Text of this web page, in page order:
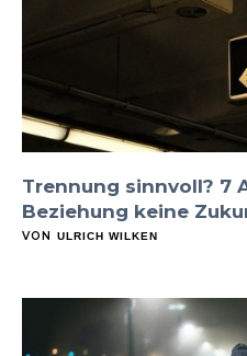
Trennung sinnvoll? 7
Beziehung keine
VON ULRICH WILKEN